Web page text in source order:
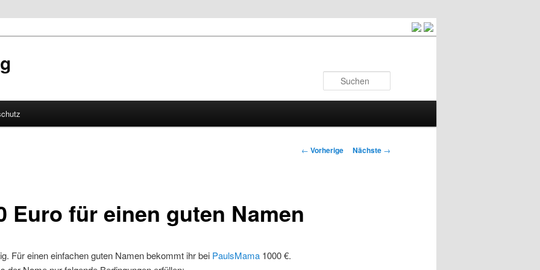
Artikelnavigation
← Vorherige Nächste →
Euro für einen guten Namen
Für einen einfachen guten Namen bekommt ihr bei PaulsMama1000 €.